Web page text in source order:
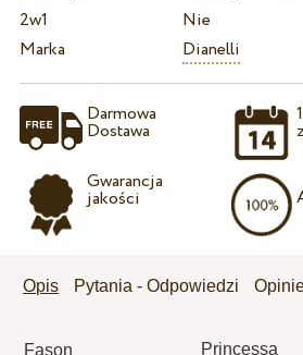
2w1
Nie
Marka
Dianelli
Darmowa
Dostawa
Gwarancja
jakości
Opis Pytania - Odpowiedzi
Fason
Princessa